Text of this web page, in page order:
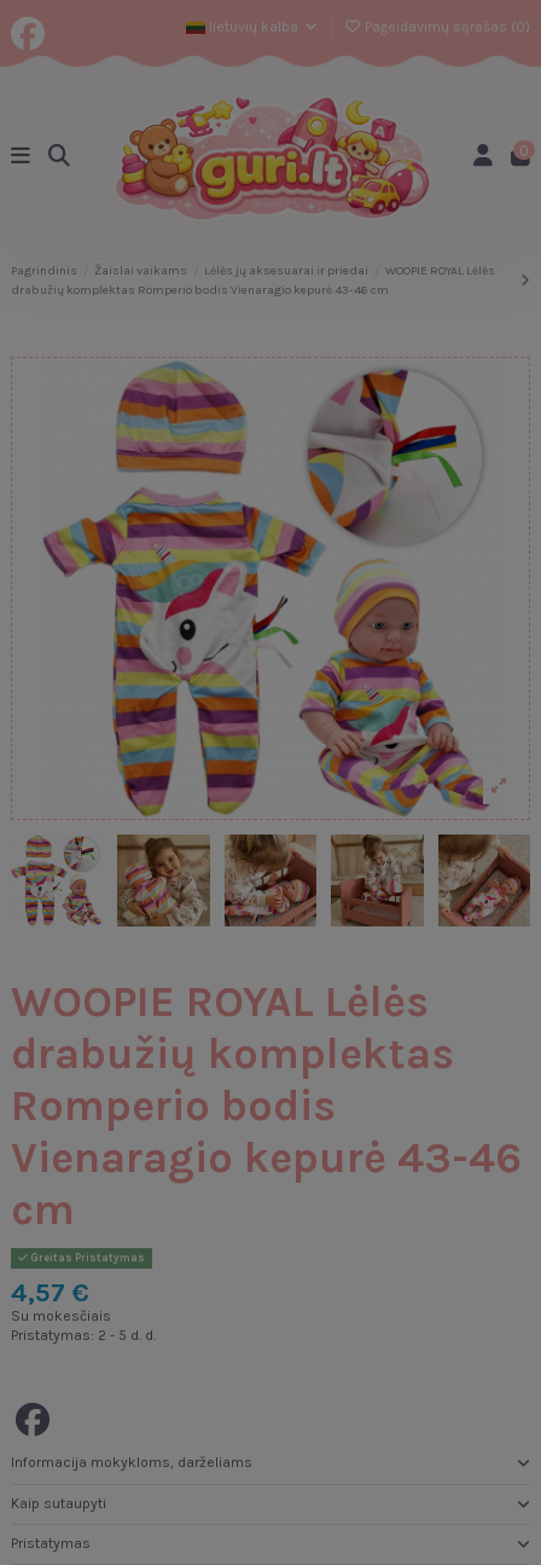
lietuvių kalba Pageidavimų sąrašas (0)
0
Pagrindinis Žaislai vaikams Lėlės jų aksesuarai ir priedai
WOOPIE ROYAL Lėlės
drabužių komplektas Romperio bodis Vienaragio kepurė 43-46 cm
WOOPIE ROYAL Lėlės
drabužių komplektas
Romperio bodis
Vienaragio kepurė 43-46
cm
Greitas Pristatymas
4,57 €
Su mokesčiais
Pristatymas: 2 - 5 d. d.
Informacija mokykloms, darželiams
Kaip sutaupyti
Pristatymas